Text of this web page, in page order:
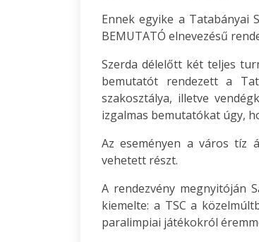
Ennek egyike a Tatabányai
BEMUTATÓ elnevezésű
Szerda délelőtt két teljes
bemutatót rendezett a
szakosztálya, illetve
izgalmas bemutatókat úgy,
Az eseményen a város tíz
vehetett részt.
A rendezvény megnyitóján
kiemelte: a TSC a
paralimpiai játékokról